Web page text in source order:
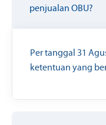
penjualan OBU?
Per tanggal 31
ketentuan yang